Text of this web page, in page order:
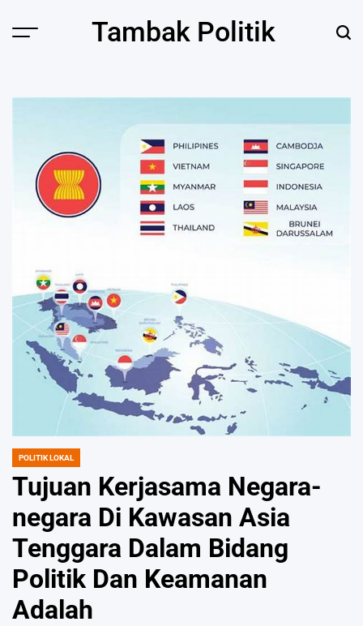
Tambak Politik
POSTED
POLITIK LOKAL
Tujuan Kerjasama Negara-
negara Di Kawasan Asia
Tenggara Dalam Bidang
Politik Dan Keamanan
Adalah